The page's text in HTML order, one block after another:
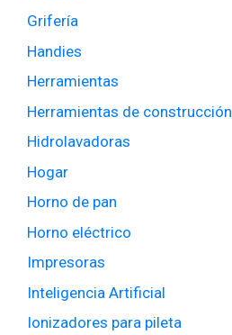
Grifería
Handies
Herramientas
Herramientas de construcción
Hidrolavadoras
Hogar
Horno de pan
Horno eléctrico
Impresoras
Inteligencia Artificial
Ionizadores para pileta